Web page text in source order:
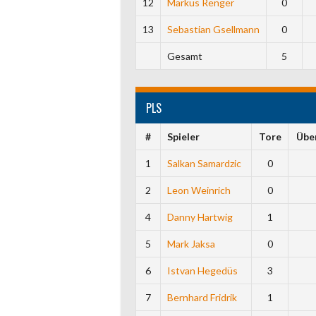
13 Sebastian Gsellmann 0
Gesamt 5
PLS
# Spieler Tore
1 Salkan Samardzic 0
2 Leon Weinrich 0
4 Danny Hartwig 1
5 Mark Jaksa 0
6 Istvan Hegedüs 3
7 Bernhard Fridrik 1